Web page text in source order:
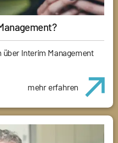
Interim Management
mehr erfahren